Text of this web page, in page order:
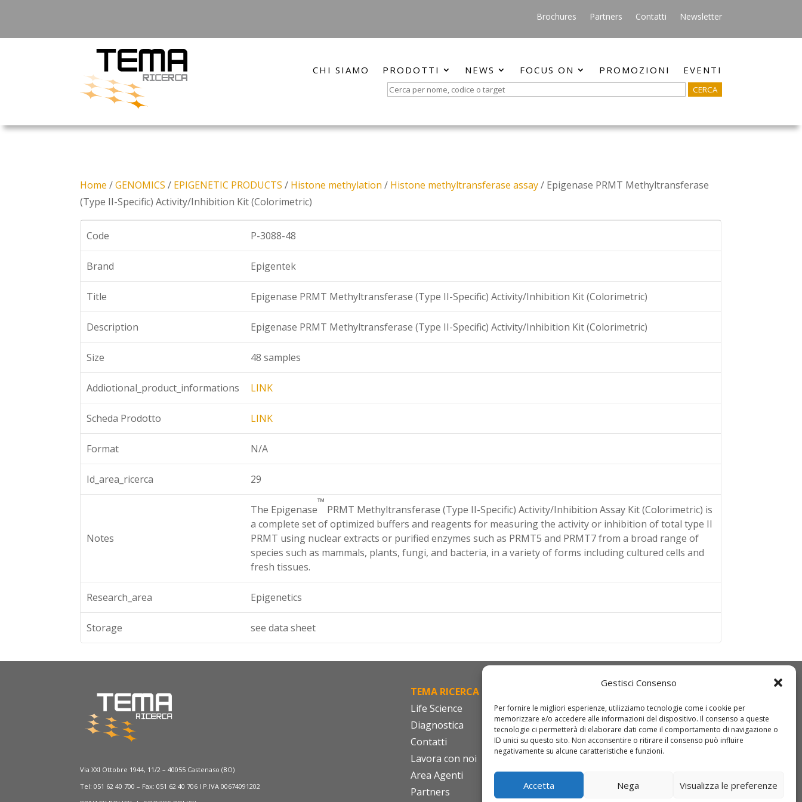
Gestisci Consenso
Per fornire le migliori esperienze, utilizziamo tecnologie come i cookie per
memorizzare e/o accedere alle informazioni del dispositivo. Il consenso a queste
tecnologie ci permetterà di elaborare dati come il comportamento di navigazione o
ID unici su questo sito. Non acconsentire o ritirare il consenso può influire
negativamente su alcune caratteristiche e funzioni.
Accetta Nega Visualizza le preferenze
Brochures Partners Contatti Newsletter
CHI SIAMO PRODOTTI NEWS FOCUS ON PROMOZIONI EVENTI
Search
Home /GENOMICS / EPIGENETIC PRODUCTS / Histone methylation / Histone methyltransferase assay/ Epigenase PRMT Methyltransferase
(Type II-Specific) Activity/Inhibition Kit (Colorimetric)
Code P-3088-48
Brand Epigentek
Title Epigenase PRMT Methyltransferase (Type II-Specific) Activity/Inhibition Kit (Colorimetric)
Description Epigenase PRMT Methyltransferase (Type II-Specific) Activity/Inhibition Kit (Colorimetric)
Size 48 samples
Addiotional_product_informations LINK
Scheda Prodotto LINK
Format N/A
Id_area_ricerca 29
Notes
The Epigenase
™
PRMT Methyltransferase (Type II-Specific) Activity/Inhibition Assay Kit (Colorimetric) is
a complete set of optimized buffers and reagents for measuring the activity or inhibition of total type II
PRMT using nuclear extracts or purified enzymes such as PRMT5 and PRMT7 from a broad range of
species such as mammals, plants, fungi, and bacteria, in a variety of forms including cultured cells and
fresh tissues.
Research_area Epigenetics
Storage see data sheet
Via XXI Ottobre 1944, 11/2 – 40055 Castenaso (BO)
Tel: 051 62 40 700 – Fax: 051 62 40 706 I P.IVA 00674091202
TEMA RICERCA
Life Science
Diagnostica
Contatti
Lavora con noi
Area Agenti
Partners
Codice etico
ISO 9001:2015
Download DURC
vendita
Mod. Org. D.Lgs
Come registrarsi
Come richiedere
un’offerta